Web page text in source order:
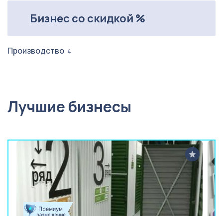
Бизнес со скидкой %
Производство 4
Лучшие бизнесы